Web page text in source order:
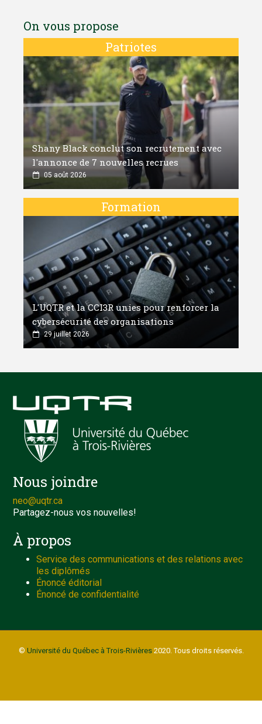
On vous propose
Patriotes
Shany Black conclut son recrutement avec
l'annonce de 7 nouvelles recrues
05 août 2026
Formation
L'UQTR et la CCI3R unies pour renforcer la
cybersécurité des organisations
29 juillet 2026
Nous joindre
neo@uqtr.ca
Partagez-nous vos nouvelles!
À propos
Service des communications et des relations avec
les diplômés
Énoncé éditorial
Énoncé de confidentialité
© Université du Québec à Trois-Rivières2020. Tous droits réservés.